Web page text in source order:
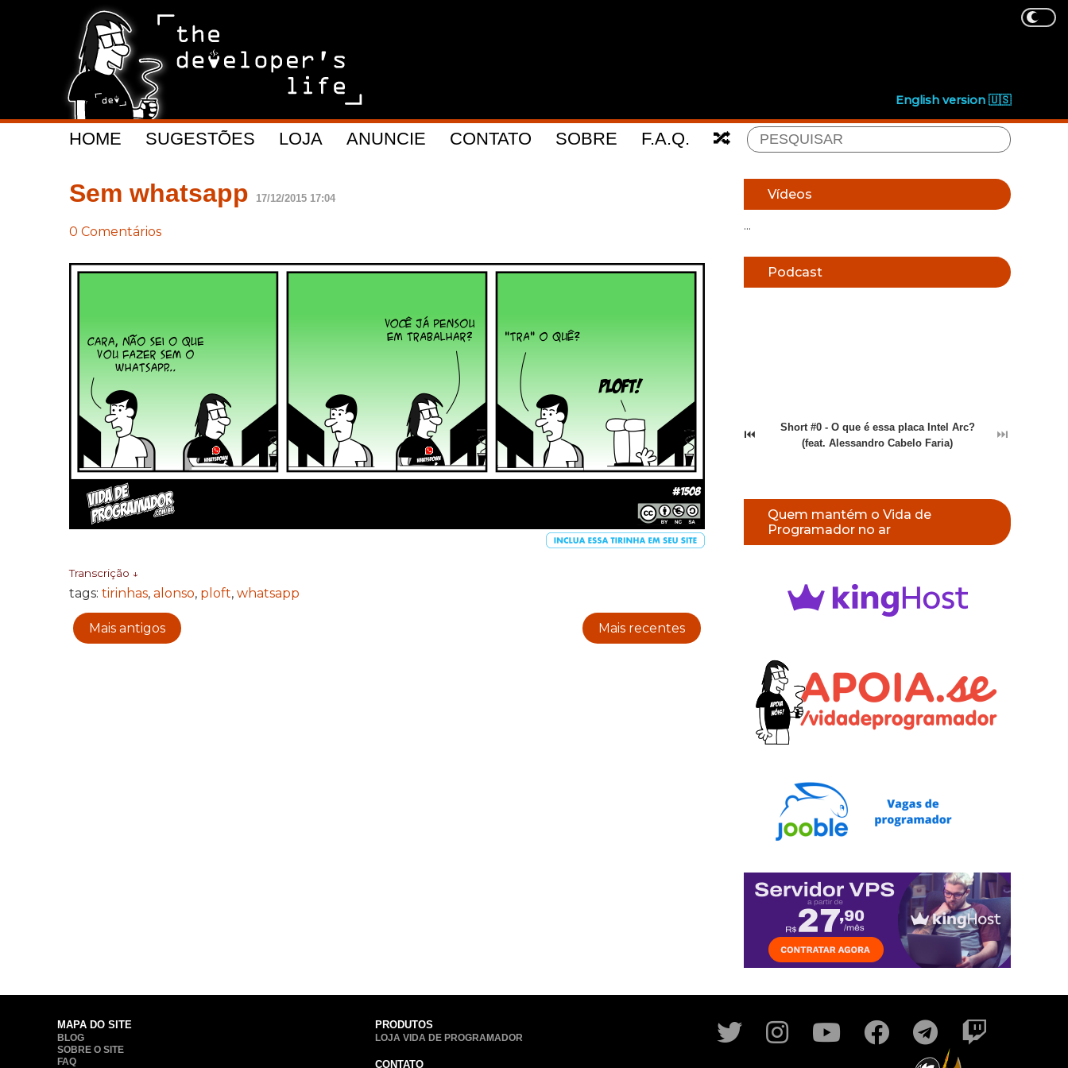
English version 🇺🇸
HOME SUGESTÕES LOJA ANUNCIE CONTATO SOBRE F.A.Q. 🔀
Sem whatsapp 17/12/2015 17:04
0 Comentários
Transcrição ↓
tags: tirinhas, alonso, ploft, whatsapp
Mais antigos Mais recentes
Vídeos
...
Podcast
⏮
Short #0 - O que é essa placa Intel Arc?
(feat. Alessandro Cabelo Faria)
⏭
Quem mantém o Vida de
Programador no ar
MAPA DO SITE
BLOG
SOBRE O SITE
FAQ
PRODUTOS
LOJA VIDA DE PROGRAMADOR
CONTATO